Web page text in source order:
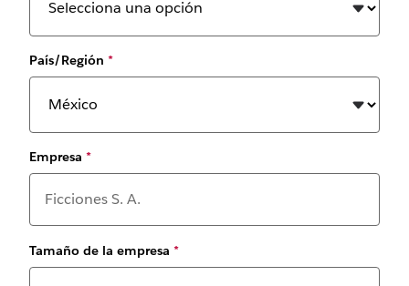
País/Región *
Empresa *
Tamaño de la empresa *